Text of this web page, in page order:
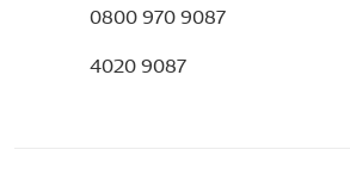
0800 970 9087
4020 9087